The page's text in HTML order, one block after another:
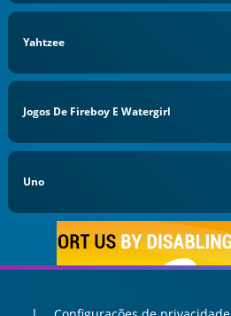
Yahtzee
Jogos De Fireboy E Watergirl
Uno